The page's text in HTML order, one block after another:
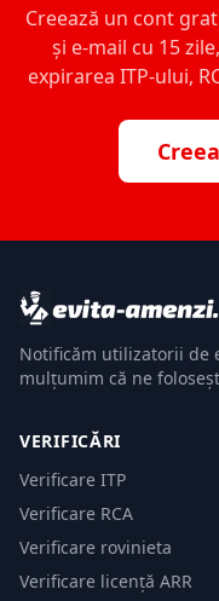
Creează un cont
și e-mail cu 15
expirarea ITP-ului,
Notificăm utilizatorii de
mulțumim că ne
VERIFICĂRI
Verificare ITP
Verificare RCA
Verificare rovinieta
Verificare licență ARR